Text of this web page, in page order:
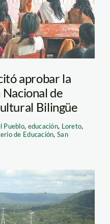
aprobar la
de
Bilingüe
Pueblo, educación, Loreto,
de Educación, San